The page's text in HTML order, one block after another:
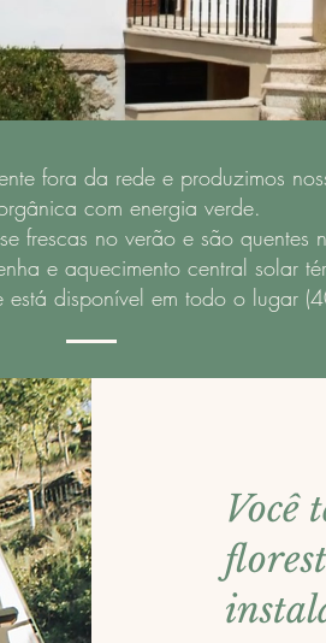
fora da rede e produzimos
com energia verde.
frescas no verão e são quentes
e aquecimento central solar
disponível em todo o lugar
Você